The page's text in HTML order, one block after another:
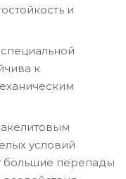
и
к
условий
большие перепады